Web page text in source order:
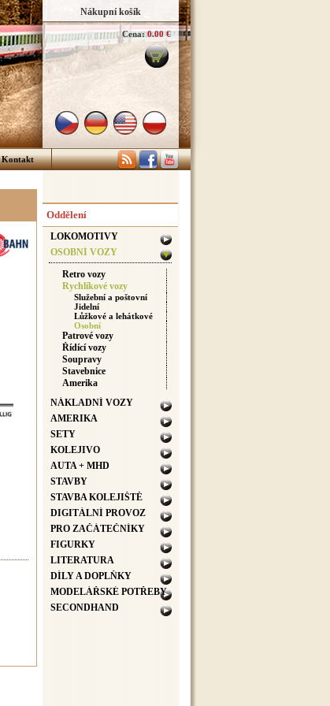
Nákupní košík
Cena: 0.00 €
Kontakt
Oddělení
LOKOMOTIVY
OSOBNÍ VOZY
Retro vozy
Rychlíkové vozy
Služební a poštovní
Jidelní
Lůžkové a lehátkové
Osobní
Patrové vozy
Řídící vozy
Soupravy
Stavebnice
Amerika
NÁKLADNÍ VOZY
AMERIKA
SETY
KOLEJIVO
AUTA + MHD
STAVBY
STAVBA KOLEJIŠTĚ
DIGITÁLNÍ PROVOZ
PRO ZAČÁTEČNÍKY
FIGURKY
LITERATURA
DÍLY A DOPLŇKY
MODELÁŘSKÉ POTŘEBY
SECONDHAND